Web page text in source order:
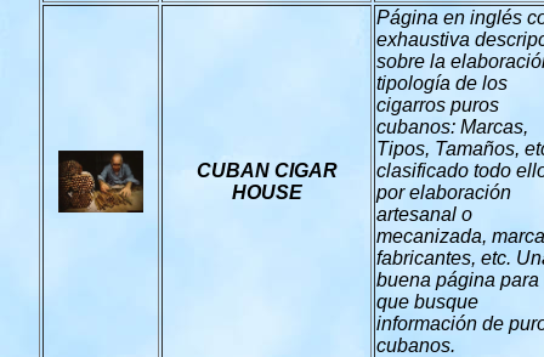
CUBAN CIGAR
HOUSE
Página en inglés
exhaustiva
sobre la
tipología de los
cigarros puros
cubanos: Marcas,
Tipos, Tamaños,
clasificado todo
por elaboración
artesanal o
mecanizada,
fabricantes, etc.
buena página para
que busque
información de
cubanos.